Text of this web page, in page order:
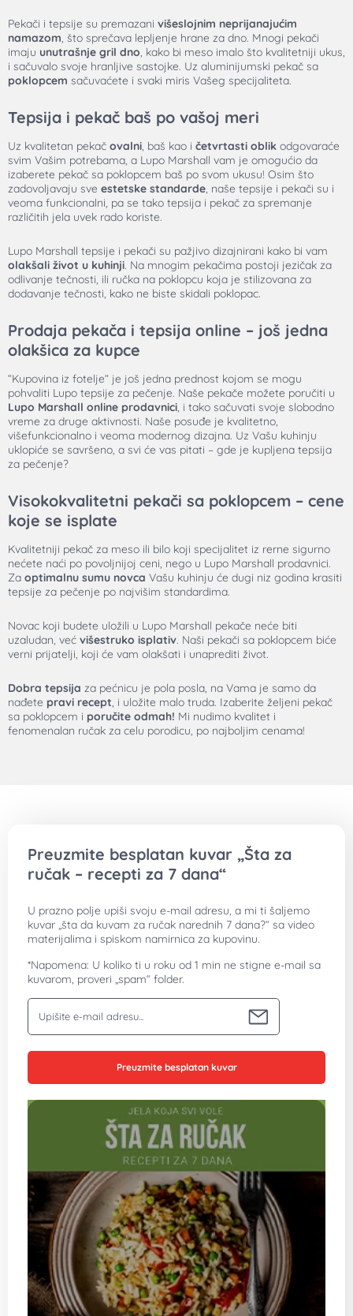
Pekači i tepsije su premazani višeslojnim neprijanajućim
namazom, što sprečava lepljenje hrane za dno. Mnogi pekači
imaju unutrašnje gril dno, kako bi meso imalo što kvalitetniji ukus,
i sačuvalo svoje hranljive sastojke. Uz aluminijumski pekač sa
poklopcem sačuvaćete i svaki miris Vašeg specijaliteta.
Tepsija i pekač baš po vašoj meri
Uz kvalitetan pekač ovalni, baš kao i četvrtasti oblik odgovaraće
svim Vašim potrebama, a Lupo Marshall vam je omogućio da
izaberete pekač sa poklopcem baš po svom ukusu! Osim što
zadovoljavaju sve estetske standarde, naše tepsije i pekači su i
veoma funkcionalni, pa se tako tepsija i pekač za spremanje
različitih jela uvek rado koriste.
Lupo Marshall tepsije i pekači su pažjivo dizajnirani kako bi vam
olakšali život u kuhinji. Na mnogim pekačima postoji jezičak za
odlivanje tečnosti, ili ručka na poklopcu koja je stilizovana za
dodavanje tečnosti, kako ne biste skidali poklopac.
Prodaja pekača i tepsija online – još jedna
olakšica za kupce
“Kupovina iz fotelje” je još jedna prednost kojom se mogu
pohvaliti Lupo tepsije za pečenje. Naše pekače možete poručiti u
Lupo Marshall online prodavnici, i tako sačuvati svoje slobodno
vreme za druge aktivnosti. Naše posuđe je kvalitetno,
višefunkcionalno i veoma modernog dizajna. Uz Vašu kuhinju
uklopiće se savršeno, a svi će vas pitati – gde je kupljena tepsija
za pečenje?
Visokokvalitetni pekači sa poklopcem – cene
koje se isplate
Kvalitetniji pekač za meso ili bilo koji specijalitet iz rerne sigurno
nećete naći po povoljnijoj ceni, nego u Lupo Marshall prodavnici.
Za optimalnu sumu novca Vašu kuhinju će dugi niz godina krasiti
tepsije za pečenje po najvišim standardima.
Novac koji budete uložili u Lupo Marshall pekače neće biti
uzaludan, već višestruko isplativ. Naši pekači sa poklopcem biće
verni prijatelji, koji će vam olakšati i unaprediti život.
Dobra tepsija za pećnicu je pola posla, na Vama je samo da
nađete pravi recept, i uložite malo truda. Izaberite željeni pekač
sa poklopcem i poručite odmah! Mi nudimo kvalitet i
fenomenalan ručak za celu porodicu, po najboljim cenama!
Preuzmite besplatan kuvar „Šta za
ručak – recepti za 7 dana“
U prazno polje upiši svoju e-mail adresu, a mi ti šaljemo
kuvar „šta da kuvam za ručak narednih 7 dana?“ sa video
materijalima i spiskom namirnica za kupovinu.
*Napomena: U koliko ti u roku od 1 min ne stigne e-mail sa
kuvarom, proveri „spam“ folder.
Preuzmite besplatan kuvar